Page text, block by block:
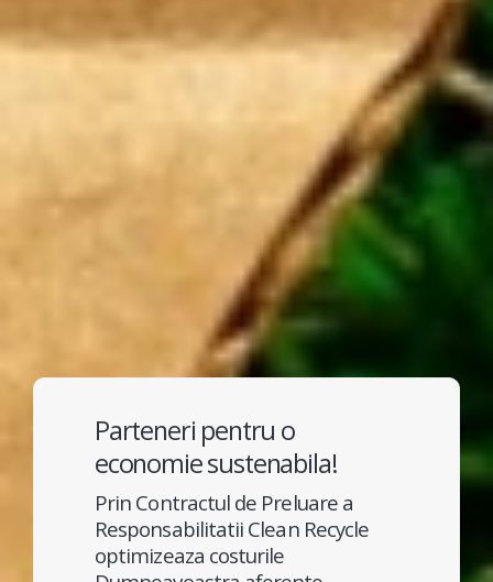
Parteneri pentru o
economie sustenabila!
Prin Contractul de Preluare a
Responsabilitatii Clean Recycle
optimizeaza costurile